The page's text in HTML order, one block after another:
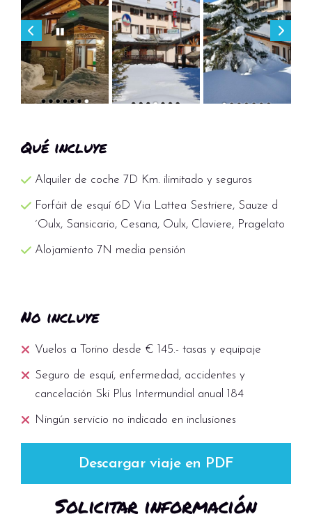
Qué incluye
Alquiler de coche 7D Km. ilimitado y seguros
Forfáit de esquí 6D Via Lattea Sestriere, Sauze d
´Oulx, Sansicario, Cesana, Oulx, Claviere, Pragelato
Alojamiento 7N media pensión
No incluye
Vuelos a Torino desde € 145.- tasas y equipaje
Seguro de esquí, enfermedad, accidentes y
cancelación Ski Plus Intermundial anual 184
Ningún servicio no indicado en inclusiones
Descargar viaje en PDF
Solicitar información